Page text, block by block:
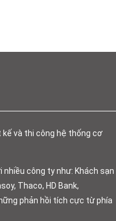
và thi công hệ thống cơ
nhiều công ty như: Khách sạn
Thaco, HD Bank,
phản hồi tích cực từ phía